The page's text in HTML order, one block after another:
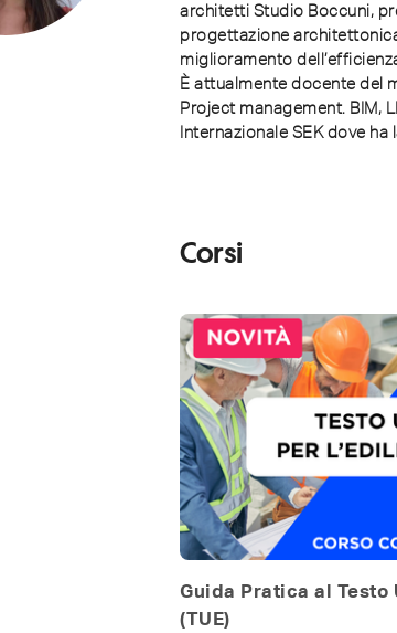
architetti Studio Boccuni,
progettazione
miglioramento
È attualmente docente del
Project management. BIM,
Internazionale SEK dove
Corsi
Guida Pratica al
(TUE)